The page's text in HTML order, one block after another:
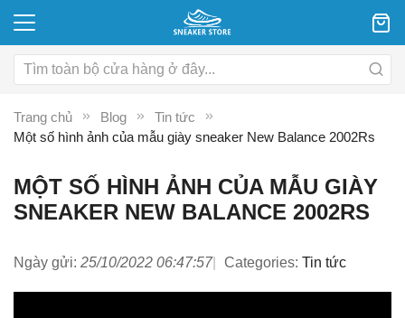
Trang chủ Blog
Tin tức
Một số hình ảnh của mẫu giày sneaker New Balance 2002Rs
MỘT SỐ HÌNH ẢNH CỦA MẪU GIÀY
SNEAKER NEW BALANCE 2002RS
Ngày gửi: 25/10/2022 06:47:57 Categories: Tin tức